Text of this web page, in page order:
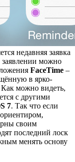
недавняя заявка
заявлении можно
FaceTime –
в ярко-
можно видеть,
с другими
7. Так что если
своим
последний лоск
менять основу